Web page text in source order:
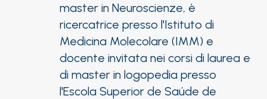
master in Neuroscienze, è
ricercatrice presso l'Istituto di
Medicina Molecolare (IMM) e
docente invitata nei corsi di laurea e
di master in logopedia presso
l'Escola Superior de Saúde de